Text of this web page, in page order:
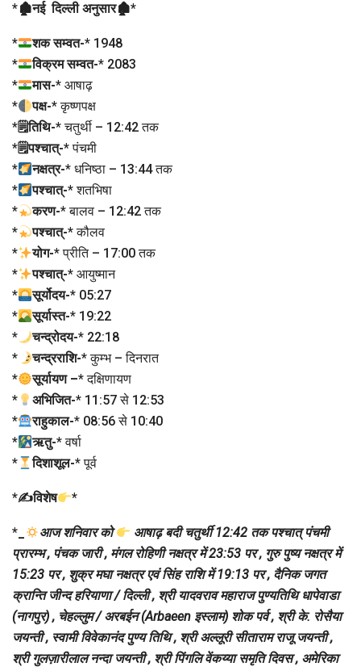
*🏚नई दिल्ली अनुसार🏚*
* शक सम्वत-* 1948
*
विक्रम सम्वत-* 2083
*
मास-* आषाढ़
*
पक्ष-* कृष्णपक्ष
*🗒तिथि-* चतुर्थी – 12:42 तक
*🗒पश्चात्-* पंचमी
*
नक्षत्र-* धनिष्ठा – 13:44 तक
*
पश्चात्-* शतभिषा
*
करण-* बालव – 12:42 तक
*
पश्चात्-* कौलव
*
योग-* प्रीति – 17:00 तक
*
पश्चात्-* आयुष्मान
*
सूर्योदय-* 05:27
*
सूर्यास्त-* 19:22
*
चन्द्रोदय-* 22:18
*
चन्द्रराशि-* कुम्भ – दिनरात
*
सूर्यायण –* दक्षिणायण
*
अभिजित-* 11:57 से 12:53
*
राहुकाल-* 08:56 से 10:40
*
ऋतु-* वर्षा
*
दिशाशूल-* पूर्व
*✍विशेष *
* आज शनिवार को
आषाढ़ बदी चतुर्थी 12:42 तक पश्चात् पंचमी
प्रारम्भ , पंचक जारी , मंगल रोहिणी नक्षत्र में 23:53 पर , गुरु पुष्य नक्षत्र में
15:23 पर , शुक्र मघा नक्षत्र एवं सिंह राशि में 19:13 पर , दैनिक जगत
क्रान्ति जीन्द हरियाणा / दिल्ली , श्री यादवराव महाराज पुण्यतिथि धापेवाडा
(नागपुर) , चेहल्लुम / अरबईन (Arbaeen इस्लाम) शोक पर्व , श्री के. रोसैया
जयन्ती , स्वामी विवेकानंद पुण्य तिथि , श्री अल्लूरी सीताराम राजू जयन्ती ,
श्री गुलज़ारीलाल नन्दा जयन्ती , श्री पिंगलि वेंकय्या समृति दिवस , अमेरिका